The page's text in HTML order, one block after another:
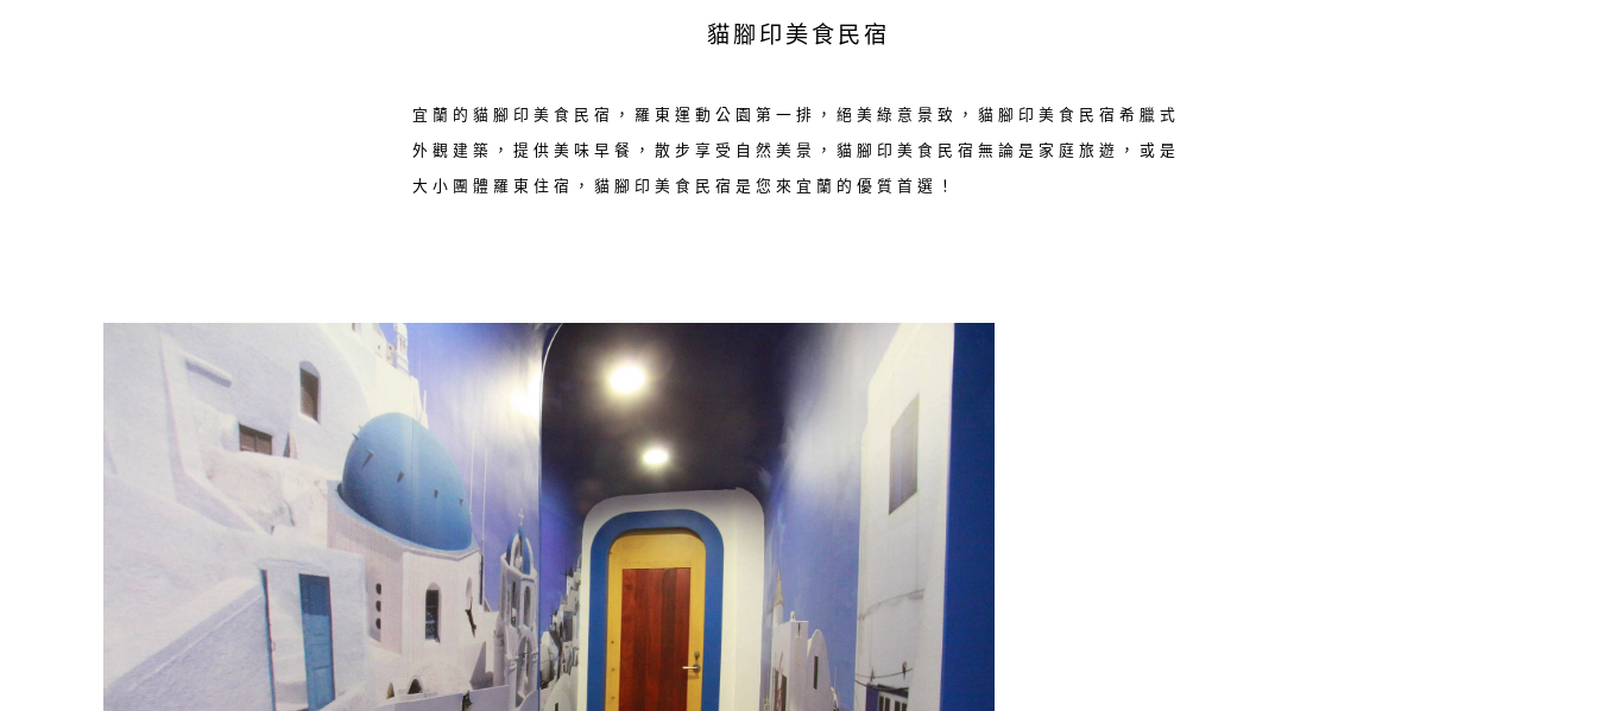
貓腳印美食民宿
宜蘭的貓腳印美食民宿，羅東運動公園第一排，絕美綠意景致，貓腳印美食民宿希臘式
外觀建築，提供美味早餐，散步享受自然美景，貓腳印美食民宿無論是家庭旅遊，或是
大小團體羅東住宿，貓腳印美食民宿是您來宜蘭的優質首選！